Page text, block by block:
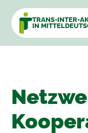
TRANS-INTER-
IN